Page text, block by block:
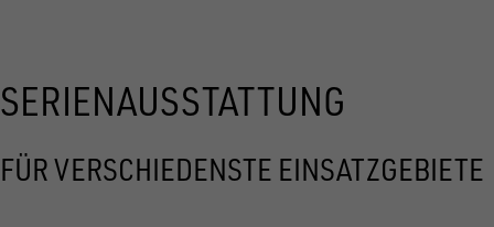
SERIENAUSSTATTUNG
FÜR VERSCHIEDENSTE EINSATZGEBIETE